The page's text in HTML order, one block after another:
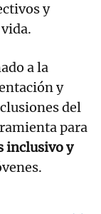
y
a la
y
del
para
inclusivo y